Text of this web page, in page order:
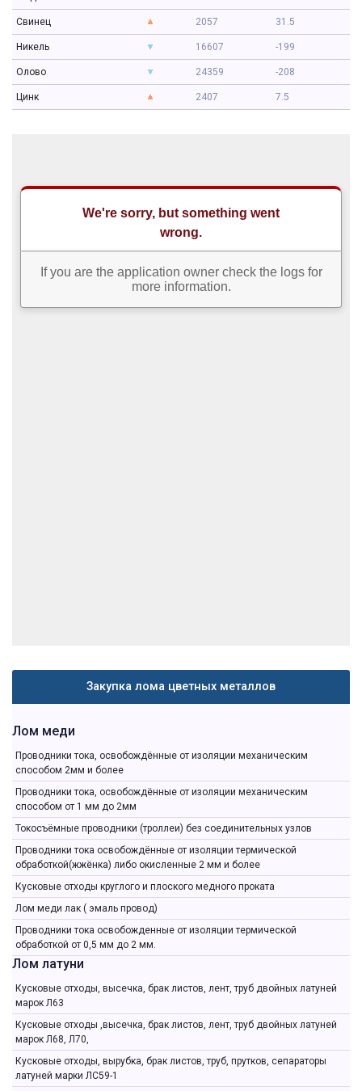
Свинец 2057 31.5
Никель 16607 -199
Олово 24359 -208
Цинк 2407 7.5
Закупка лома цветных металлов
Лом меди
Проводники тока, освобождённые от изоляции механическим
способом 2мм и более
Проводники тока, освобождённые от изоляции механическим
способом от 1 мм до 2мм
Токосъёмные проводники (троллеи) без соединительных узлов
Проводники тока освобождённые от изоляции термической
обработкой(жжёнка) либо окисленные 2 мм и более
Кусковые отходы круглого и плоского медного проката
Лом меди лак ( эмаль провод)
Проводники тока освобожденные от изоляции термической
обработкой от 0,5 мм до 2 мм.
Лом латуни
Кусковые отходы, высечка, брак листов, лент, труб двойных латуней
марок Л63
Кусковые отходы ,высечка, брак листов, лент, труб двойных латуней
марок Л68, Л70,
Кусковые отходы, вырубка, брак листов, труб, прутков, сепараторы
латуней марки ЛС59-1